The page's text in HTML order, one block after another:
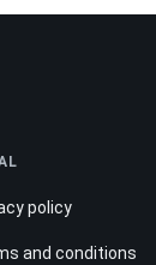
policy
and conditions